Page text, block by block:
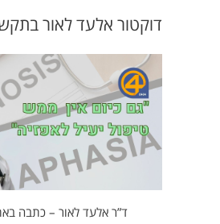
דוקטור אלעד לאור
ד”ר אלעד לאור – כתבה באתר